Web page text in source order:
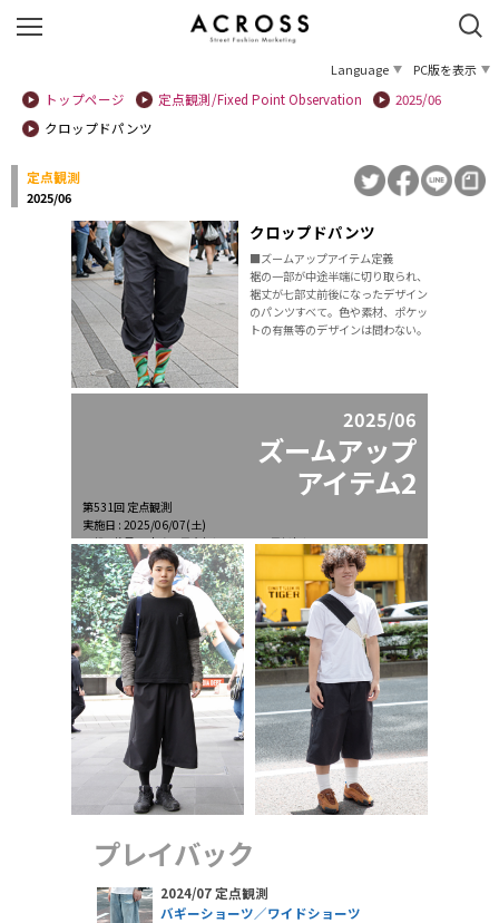
Language
PC版を表示
トップページ
定点観測/Fixed Point Observation
2025/06
クロップドパンツ
定点観測
2025/06
クロップドパンツ
■ズームアップアイテム定義
裾の一部が中途半端に切り取られ、
裾丈が七部丈前後になったデザイン
のパンツすべて。色や素材、ポケッ
トの有無等のデザインは問わない。
2025/06
ズームアップ
アイテム2
第531回 定点観測
実施日 : 2025/06/07(土)
天候 : 薄曇一時晴、最高気温29.6℃、最低気温20.1℃
プレイバック
2024/07 定点観測
バギーショーツ／ワイドショーツ